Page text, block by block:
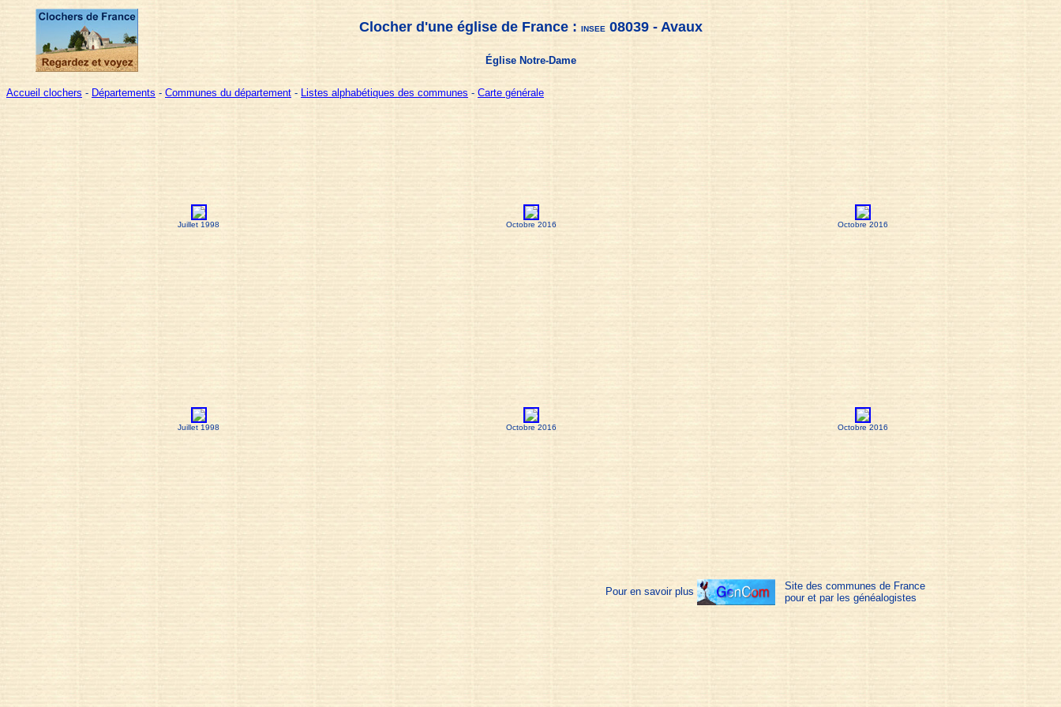
Clocher d'une église de France : INSEE 08039 - Avaux
Église Notre-Dame
Accueil clochers - Départements - Communes du département - Listes alphabétiques des communes - Carte générale
Juillet 1998 Octobre 2016 Octobre 2016
Juillet 1998 Octobre 2016 Octobre 2016
Pour en savoir plus
Site des communes de France
pour et par les généalogistes